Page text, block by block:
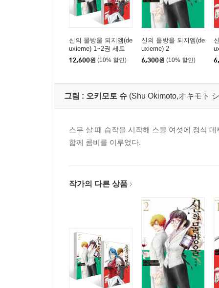
신의 물방울 되지엠(de
uxieme) 1~2권 세트
12,600원 (10% 할인)
신의 물방울 되지엠(de
uxieme) 2
6,300원 (10% 할인)
그림 : 오키모토 슈 (Shu Okimoto,オキモト
스무 살 때 습작을 시작해 스물 여섯에 정식
함께 콤비를 이루었다.
작가의 다른 상품